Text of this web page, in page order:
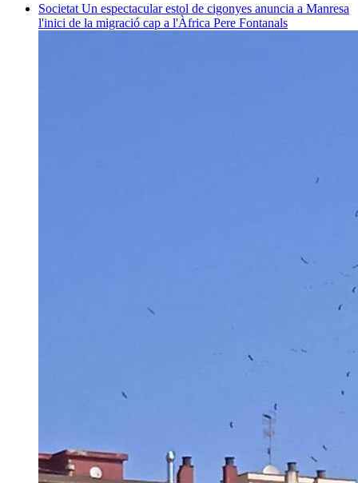
Societat Un espectacular estol de cigonyes anuncia a Manresa
l'inici de la migració cap a l'Àfrica Pere Fontanals